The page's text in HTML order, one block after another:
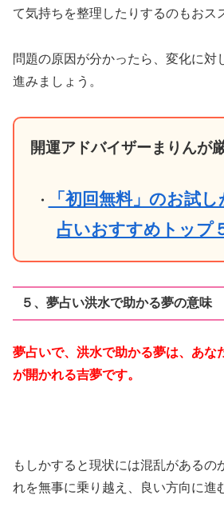
て気持ちを整理したりするのもおス
問題の原因が分かったら、変化に対
進みましょう。
開運アドバイザーまりんが
・
「初回無料」のお試
占いおすすめトップ
５、夢占い洪水で助かる夢の意味
夢占いで、洪水で助かる夢は、あな
が開かれる吉夢です。
もしかすると現状には混乱があるの
れを無事に乗り越え、良い方向に進